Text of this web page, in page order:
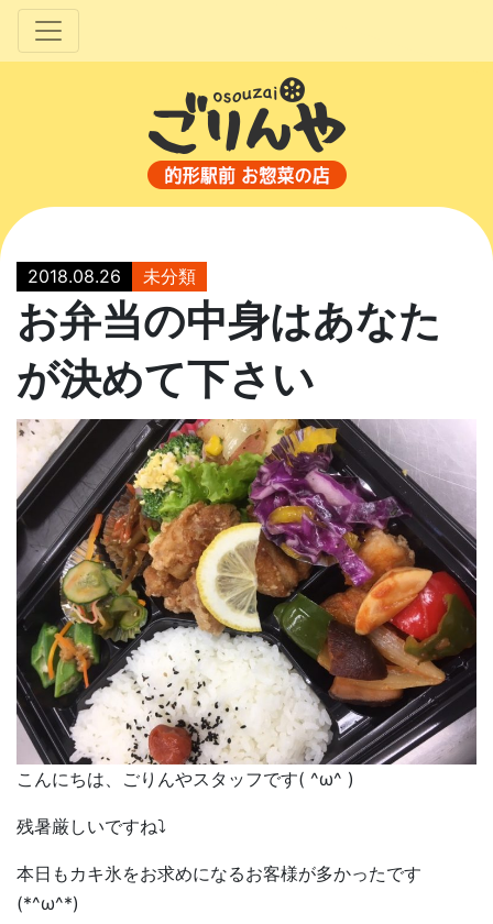
2018.08.26 未分類
お弁当の中身はあなた
が決めて下さい
こんにちは、ごりんやスタッフです( ^ω^ )
残暑厳しいですね⤵︎
本日もカキ氷をお求めになるお客様が多かったです
(*^ω^*)